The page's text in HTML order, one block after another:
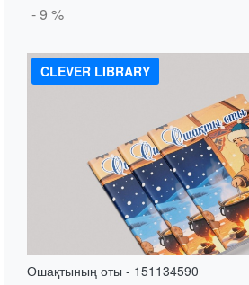
- 9 %
CLEVER LIBRARY
Ошақтының оты - 151134590